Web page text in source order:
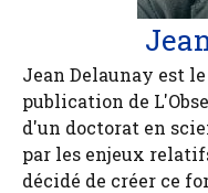
Jean Delaunay est
publication de
d'un doctorat en
par les enjeux
décidé de créer ce